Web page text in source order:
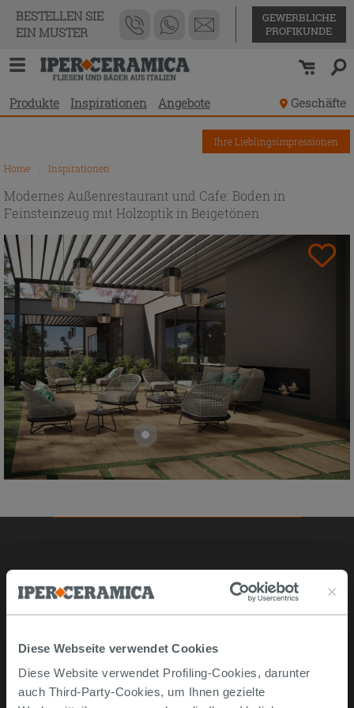
Diese Webseite verwendet Cookies
Diese Website verwendet Profiling-Cookies, darunter
auch Third-Party-Cookies, um Ihnen gezielte
BESTELLEN SIE
EIN MUSTER
GEWERBLICHE
PROFIKUNDE
Produkte Inspirationen Angebote Geschäfte
Home Inspirationen
Ihre Lieblingsimpressionen
Modernes Außenrestaurant und Cafe: Boden in
Feinsteinzeug mit Holzoptik in Beigetönen
Online kaufen
Musterstücke
Bestellen Sie mit uns
Wie man online kauft
Lieferzeiten und -kosten